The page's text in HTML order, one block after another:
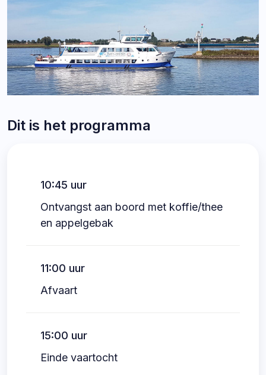
Dit is het programma
10:45 uur
Ontvangst aan boord met koffie/thee
en appelgebak
11:00 uur
Afvaart
15:00 uur
Einde vaartocht